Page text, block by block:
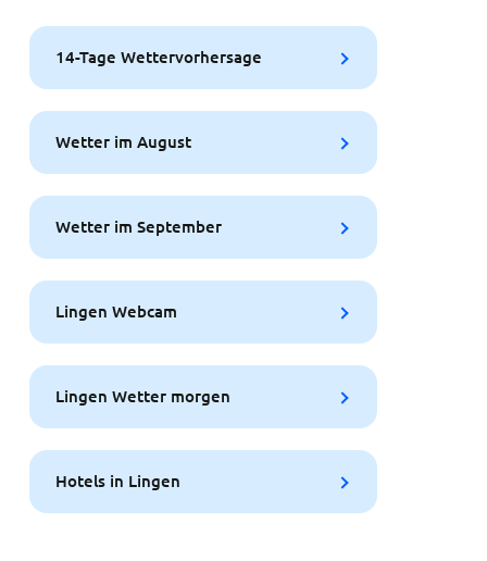
14-Tage Wettervorhersage
Wetter im August
Wetter im September
Lingen Webcam
Lingen Wetter morgen
Hotels in Lingen